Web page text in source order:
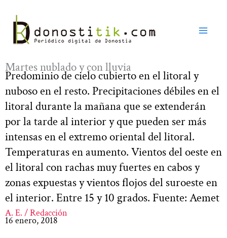
contenido
Martes nublado y con lluvia
Predominio de cielo cubierto en el litoral y
nuboso en el resto. Precipitaciones débiles en el
litoral durante la mañana que se extenderán
por la tarde al interior y que pueden ser más
intensas en el extremo oriental del litoral.
Temperaturas en aumento. Vientos del oeste en
el litoral con rachas muy fuertes en cabos y
zonas expuestas y vientos flojos del suroeste en
el interior. Entre 15 y 10 grados. Fuente: Aemet
A. E. / Redacción
16 enero, 2018